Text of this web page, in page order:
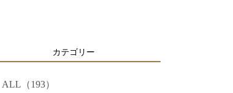
カテゴリー
ALL（193）